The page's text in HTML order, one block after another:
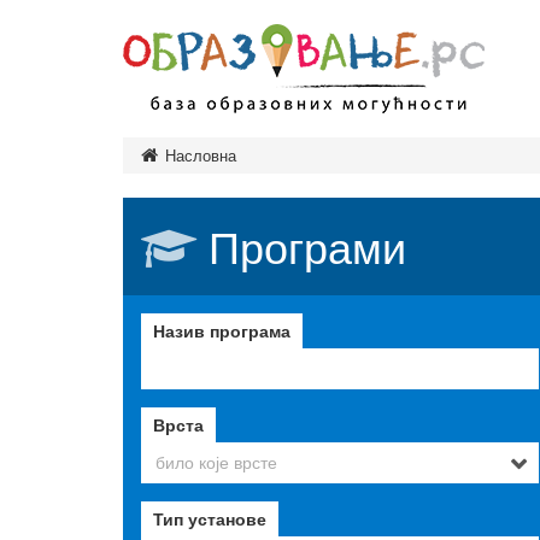
Основно
Средње
Врсте
Високо
Врсте
Образовање
одраслих
Насловна
Програми
Назив програма
Врста
било које врсте
Тип установе